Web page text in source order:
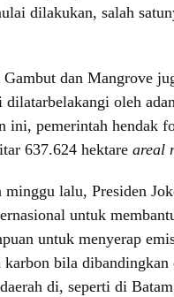
dilakukan, salah
dan Mangrove
oleh
ini, pemerintah hendak
637.624 hektare areal
minggu lalu, Presiden
untuk
untuk menyerap
bila
di, seperti di